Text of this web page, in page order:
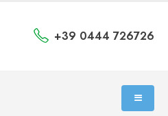
+39 0444 726726